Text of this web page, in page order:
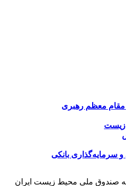
مقام معظم رهبری
زیست
سرمایه‌گذاری بانکی
صندوق ملی محیط زیست ایران